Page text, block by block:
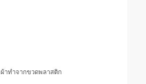
ผ้าทำจากขวดพลาสติก